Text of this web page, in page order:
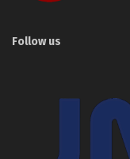
Follow us